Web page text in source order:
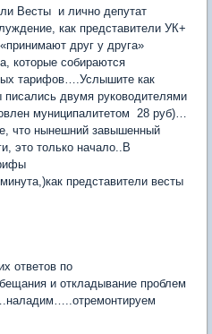
Весты и лично депутат
как представители УК+
друг у друга»
которые собираются
тарифов….Услышите как
двумя руководителями
муниципалитетом 28 руб)…
что нынешний завышенный
это только начало..В
представители весты
ответов по
и откладывание проблем